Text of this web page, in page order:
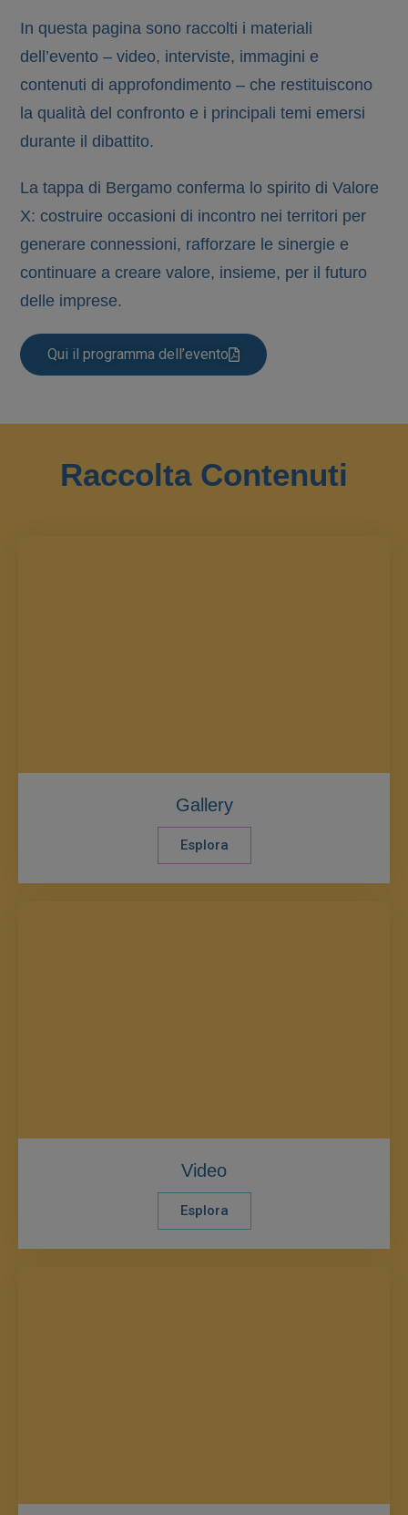
In questa pagina sono raccolti i materiali
dell’evento – video, interviste, immagini e
contenuti di approfondimento – che restituiscono
la qualità del confronto e i principali temi emersi
durante il dibattito.
La tappa di Bergamo conferma lo spirito di Valore
X: costruire occasioni di incontro nei territori per
generare connessioni, rafforzare le sinergie e
continuare a creare valore, insieme, per il futuro
delle imprese.
Qui il programma dell’evento
Raccolta Contenuti
Gallery
Esplora
Video
Esplora